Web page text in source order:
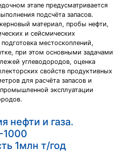
этапе предусматривается
подсчёта запасов.
материал, пробы нефти,
и сейсмических
местоскоплений,
при этом основными задачами
углеводородов, оценка
свойств продуктивных
для расчёта запасов и
эксплуатации
нефти и газа.
1000
1млн т/год